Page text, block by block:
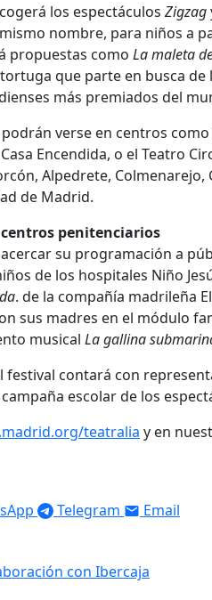
los espectáculos Zigzag
nombre, para niños a
propuestas como La maleta
que parte en busca de
más premiados del
verse en centros como
Encendida, o el Teatro
Alpedrete,
de Madrid.
penitenciarios
su programación a
de los hospitales Niño
. de la compañía madrileña
sus madres en el módulo
musical La gallina
festival contará con
escolar de los
teatralia y en
Telegram Email
con Ibercaja